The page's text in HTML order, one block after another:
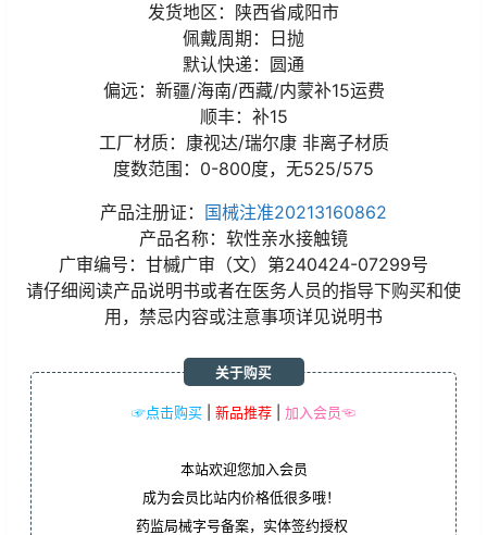
发货地区：陕西省咸阳市
佩戴周期：日抛
默认快递：圆通
偏远：新疆/海南/西藏/内蒙补15运费
顺丰：补15
工厂材质：康视达/瑞尔康 非离子材质
度数范围：0-800度，无525/575
产品注册证： 国械注准20213160862
产品名称：软性亲水接触镜
广审编号：甘槭广审（文）第240424-07299号
请仔细阅读产品说明书或者在医务人员的指导下购买和使
用，禁忌内容或注意事项详见说明书
☞点击购买 新品推荐 加入会员☜
关于购买
本站欢迎您加入会员
成为会员比站内价格低很多哦！
药监局械字号备案，实体签约授权